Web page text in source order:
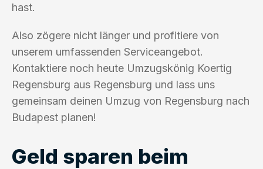
hast.
Also zögere nicht länger und profitiere von
unserem umfassenden Serviceangebot.
Kontaktiere noch heute Umzugskönig Koertig
Regensburg aus Regensburg und lass uns
gemeinsam deinen Umzug von Regensburg nach
Budapest planen!
Geld sparen beim